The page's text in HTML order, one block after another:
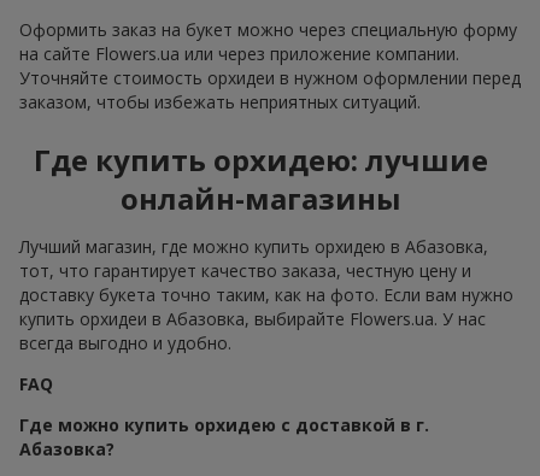
Оформить заказ на букет можно через специальную форму
на сайте Flowers.ua или через приложение компании.
Уточняйте стоимость орхидеи в нужном оформлении перед
заказом, чтобы избежать неприятных ситуаций.
Где купить орхидею: лучшие
онлайн-магазины
Лучший магазин, где можно купить орхидею в Абазовка,
тот, что гарантирует качество заказа, честную цену и
доставку букета точно таким, как на фото. Если вам нужно
купить орхидеи в Абазовка, выбирайте Flowers.ua. У нас
всегда выгодно и удобно.
FAQ
Где можно купить орхидею с доставкой в г.
Абазовка?